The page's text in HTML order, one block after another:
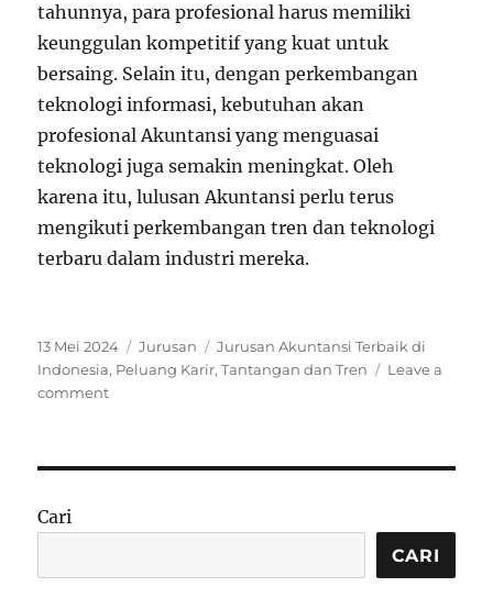
tahunnya, para profesional harus memiliki
keunggulan kompetitif yang kuat untuk
bersaing. Selain itu, dengan perkembangan
teknologi informasi, kebutuhan akan
profesional Akuntansi yang menguasai
teknologi juga semakin meningkat. Oleh
karena itu, lulusan Akuntansi perlu terus
mengikuti perkembangan tren dan teknologi
terbaru dalam industri mereka.
P
o
s
n
13 Mei 2024
C
a
e
Jurusan
T
a
Jurusan Akuntansi Terbaik di
Indonesia, Peluang Karir,Tantangan dan Tren
Leave a
commento
s
n
Cari
CARI